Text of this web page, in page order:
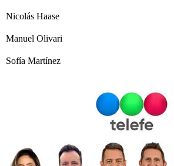
Nicolás Haase
Manuel Olivari
Sofía Martínez